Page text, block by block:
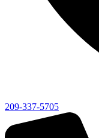
209-337-5705